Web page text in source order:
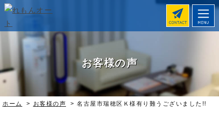
お客様の声
ホーム > お客様の声 > 名古屋市瑞穂区Ｋ様有り難うございました!!